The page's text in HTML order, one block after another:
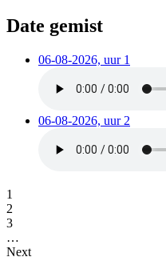
Date gemist
06-08-2026, uur 1
06-08-2026, uur 2
1
2
3
…
Next